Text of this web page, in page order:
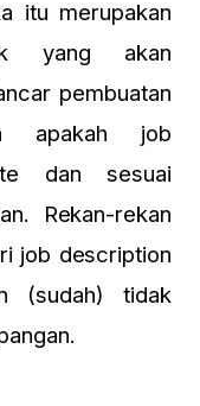
itu merupakan
yang akan
pembuatan
apakah job
dan sesuai
Rekan-rekan
job description
(sudah) tidak